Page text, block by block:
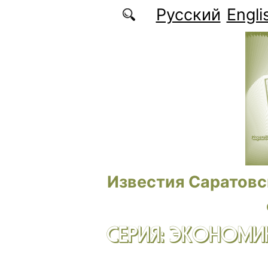
Перейти к основному содержаниюРусский
Известия
СЕРИЯ: